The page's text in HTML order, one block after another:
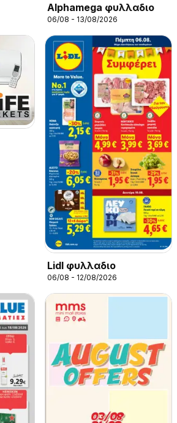
Alphamega φυλλαδιο
06/08 - 13/08/2026
Lidl φυλλαδιο
06/08 - 12/08/2026